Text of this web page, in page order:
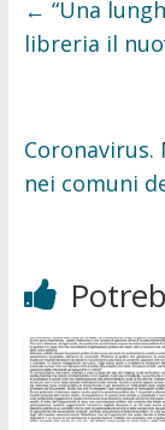
o r
← “Una
libreria il
Coronavirus.
nei comuni